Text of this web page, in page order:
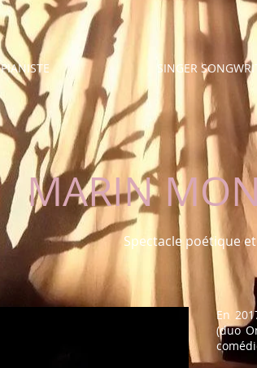
PIANISTE SINGER
MARIN
Spectacle poétique
En
(duo